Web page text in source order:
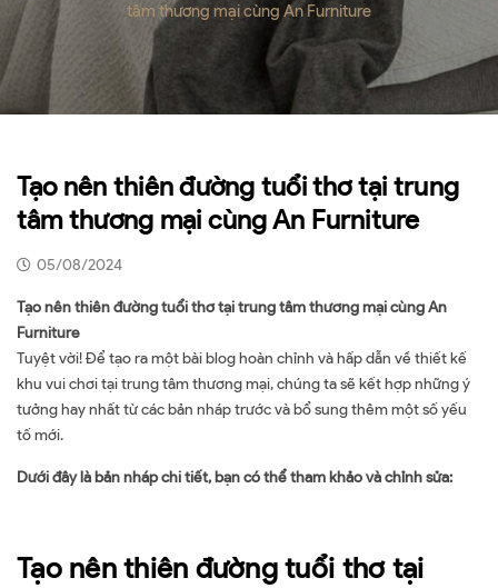
tâm thương mại cùng An Furniture
Tạo nên thiên đường tuổi thơ tại trung
tâm thương mại cùng An Furniture
05/08/2024
Tạo nên thiên đường tuổi thơ tại trung tâm thương mại cùng An
Furniture
Tuyệt vời! Để tạo ra một bài blog hoàn chỉnh và hấp dẫn về thiết kế
khu vui chơi tại trung tâm thương mại, chúng ta sẽ kết hợp những ý
tưởng hay nhất từ các bản nháp trước và bổ sung thêm một số yếu
tố mới.
Dưới đây là bản nháp chi tiết, bạn có thể tham khảo và chỉnh sửa:
Tạo nên thiên đường tuổi thơ tại